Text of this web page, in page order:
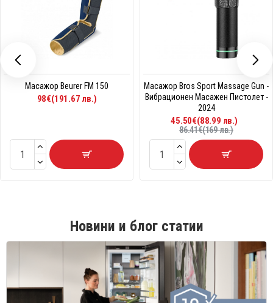
Масажор Beurer FM 150
98€(191.67 лв.)
Масажор Bros Sport Massage Gun -
Вибрационен Масажен Пистолет -
2024
45.50€(88.99 лв.)
86.41€(169 лв.)
Новини и блог статии